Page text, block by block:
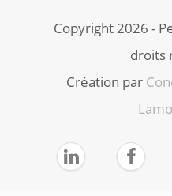
Copyright 2026 -
droits
Création par ​
 